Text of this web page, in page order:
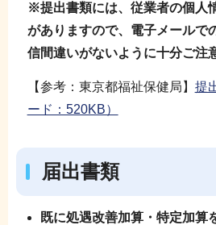
※提出書類には、従業者の個人
がありますので、電子メールで
信間違いがないように十分ご注
【参考：東京都福祉保健局】 提
ード：520KB）
届出書類
既に処遇改善加算・特定加算